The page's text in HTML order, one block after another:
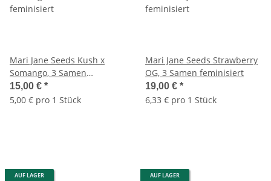
Mari Jane Seeds Kush x
Somango, 3 Samen
feminisiert
15,00 € *
5,00 € pro 1 Stück
Mari Jane Seeds Strawberry
OG, 3 Samen feminisiert
19,00 € *
6,33 € pro 1 Stück
AUF LAGER AUF LAGER